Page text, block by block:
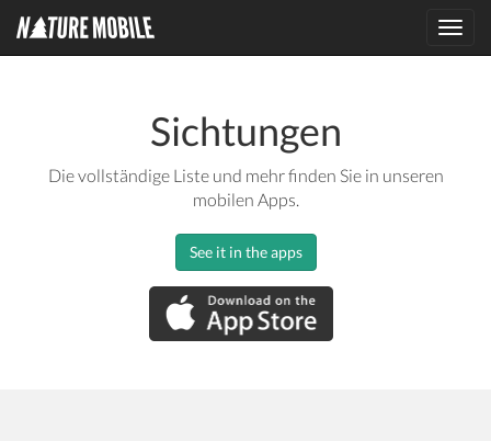
Sichtungen
Die vollständige Liste und mehr finden Sie in unseren
mobilen Apps.
See it in the apps